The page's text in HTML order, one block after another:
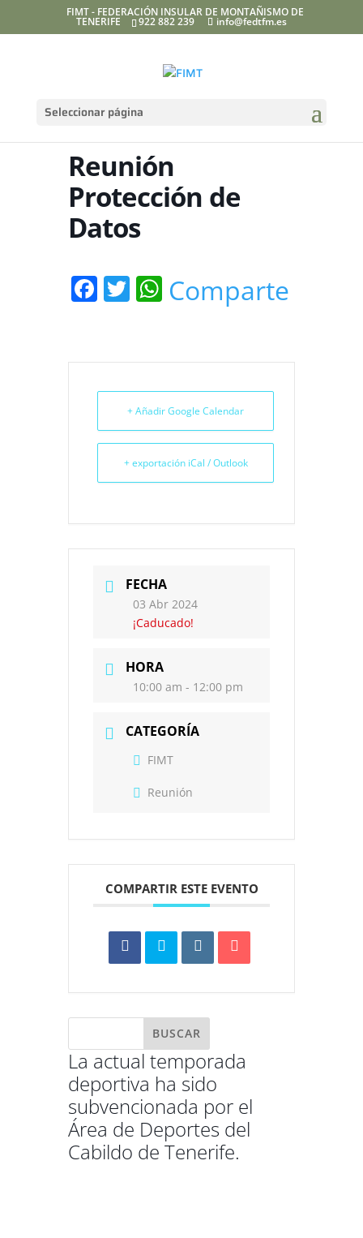
FIMT - FEDERACIÓN INSULAR DE MONTAÑISMO DE
TENERIFE 922 882 239 info@fedtfm.es
Seleccionar página
Reunión
Protección de
Datos
Facebook
Twitter
WhatsApp
Comparte
+ Añadir Google Calendar
+ exportación iCal / Outlook
FECHA
03 Abr 2024
¡Caducado!
HORA
10:00 am - 12:00 pm
CATEGORÍA
FIMT
Reunión
COMPARTIR ESTE EVENTO
La actual temporada
deportiva ha sido
subvencionada por el
Área de Deportes del
Cabildo de Tenerife.